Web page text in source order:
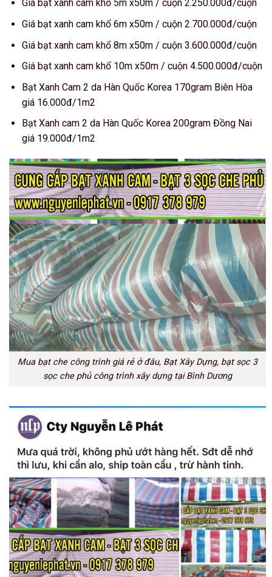
Giá bạt xanh cam khổ 5m x50m / cuộn 2.250.000đ/cuộn
Giá bạt xanh cam khổ 6m x50m / cuộn 2.700.000đ/cuộn
Giá bạt xanh cam khổ 8m x50m / cuộn 3.600.000đ/cuộn
Giá bạt xanh cam khổ 10m x50m / cuộn 4.500.000đ/cuộn
Bạt Xanh Cam 2 da Hàn Quốc Korea 170gram Biên Hòa
giá 16.000đ/1m2
Bạt Xanh cam 2 da Hàn Quốc Korea 200gram Đồng Nai
giá 19.000đ/1m2
Mua bạt che công trình giá rẻ ở đâu, Bạt Xây Dựng, bạt sọc 3
sọc che phủ công trình xây dựng tại Bình Dương